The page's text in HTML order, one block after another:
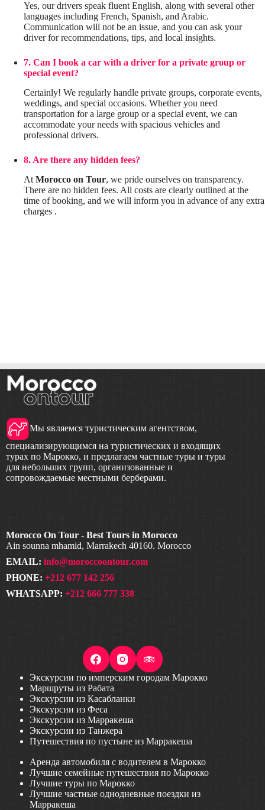
Yes, our drivers speak fluent English, along with several other
languages including French, Spanish, and Arabic.
Communication will not be an issue, and you can ask your
driver for recommendations, tips, and local insights.
7. Can I book a car with a driver for a private group or
special event?
Certainly! We regularly handle private groups, corporate events,
weddings, and special occasions. Whether you need
transportation for a large group or a special event, we can
accommodate your needs with spacious vehicles and
professional drivers.
8. Are there any hidden fees?
At Morocco on Tour, we pride ourselves on transparency.
There are no hidden fees. All costs are clearly outlined at the
time of booking, and we will inform you in advance of any extra
charges .
Мы являемся туристическим агентством,
специализирующимся на туристических и входящих
турах по Марокко, и предлагаем частные туры и туры
для небольших групп, организованные и
сопровождаемые местными берберами.
Morocco On Tour - Best Tours in Morocco
Ain sounna mhamid, Marrakech 40160. Morocco
EMAIL: info@moroccoontour.com
PHONE: +212 677 142 256
WHATSAPP: +212 666 777 338
Экскурсии по имперским городам Марокко
Маршруты из Рабата
Экскурсии из Касабланки
Экскурсии из Феса
Экскурсии из Марракеша
Экскурсии из Танжера
Путешествия по пустыне из Марракеша
Аренда автомобиля с водителем в Марокко
Лучшие семейные путешествия по Марокко
Лучшие туры по Марокко
Лучшие частные однодневные поездки из
Марракеша